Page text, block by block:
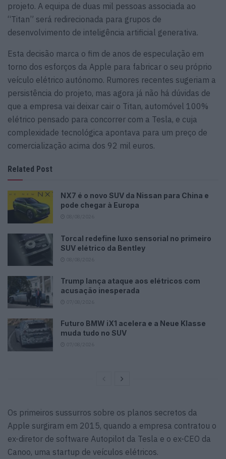
projeto. A equipa de duas mil pessoas associada ao
“Titan” será redirecionada para grupos de
desenvolvimento de inteligência artificial generativa.
Esta decisão marca o fim de anos de especulação em
torno dos esforços da Apple para fabricar o seu próprio
veículo elétrico autónomo. Rumores recentes sugeriam a
persistência do projeto, mas agora já não há dúvidas de
que a empresa vai deixar cair o Titan, automóvel 100%
elétrico pensado para concorrer com a Tesla, e cuja
complexidade tecnológica apontava para um preço de
comercialização acima dos 92 mil euros.
Related Post
NX7 é o novo SUV da Nissan para China e
pode chegar à Europa
Torcal redefine luxo sensorial no primeiro
SUV elétrico da Bentley
Trump lança ataque aos elétricos com
acusação inesperada
Futuro BMW iX1 acelera e a Neue Klasse
muda tudo no SUV
Os primeiros sussurros sobre os planos secretos da
Apple surgiram em 2015, quando a empresa contratou o
ex-diretor de software Autopilot da Tesla e o ex-CEO da
Canoo, uma startup de veículos elétricos.